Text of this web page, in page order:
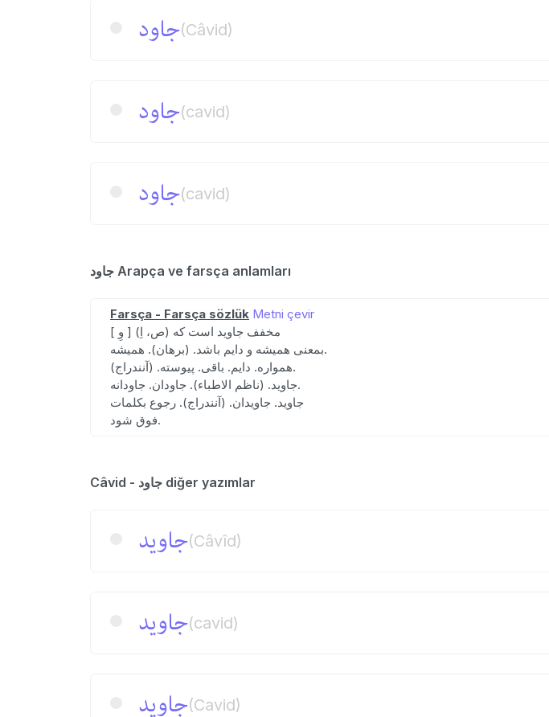
جاود(Câvid)
جاود(cavid)
جاود(cavid)
جاود Arapça ve farsça anlamları
Farsça - Farsça sözlük Metni çevir
[ وِ ] (ص، اِ) مخفف جاوید است که
بمعنی همیشه و دایم باشد. (برهان). همیشه.
همواره. دایم. باقی. پیوسته. (آنندراج).
جاوید. (ناظم الاطباء). جاودان. جاودانه.
جاوید. جاویدان. (آنندراج). رجوع بکلمات
فوق شود.
Câvid - جاود diğer yazımlar
جاوید(Câvîd)
جاوید(cavid)
جاوید(Cavid)